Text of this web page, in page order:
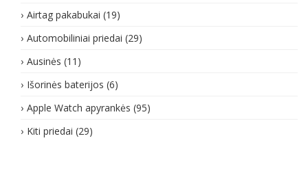
Airtag pakabukai (19)
Automobiliniai priedai (29)
Ausinės (11)
Išorinės baterijos (6)
Apple Watch apyrankės (95)
Kiti priedai (29)